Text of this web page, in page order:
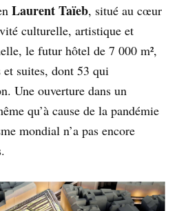
Laurent Taïeb, situé au cœur
culturelle, artistique et
le futur hôtel de 7 000 m²,
suites, dont 53 qui
Une ouverture dans un
qu’à cause de la pandémie
mondial n’a pas encore